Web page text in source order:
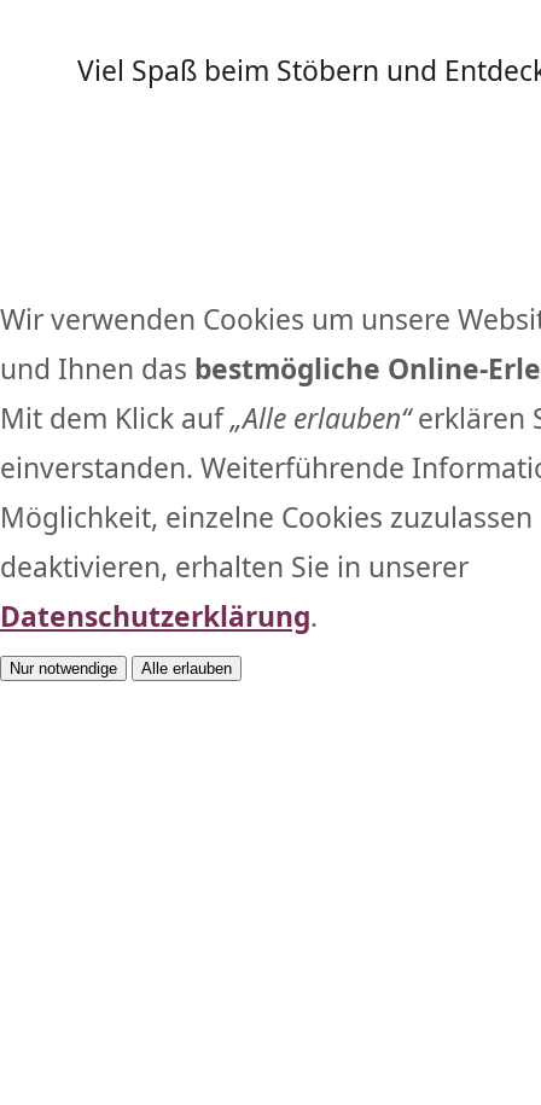
Viel Spaß beim Stöbern und
Wir verwenden Cookies um unsere
und Ihnen das bestmögliche Online-
Mit dem Klick auf„Alle erlauben“erklären
einverstanden. Weiterführende
Möglichkeit, einzelne Cookies
deaktivieren, erhalten Sie in unserer
Datenschutzerklärung.
Nur notwendige Alle erlauben